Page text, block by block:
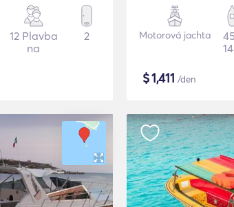
12 Plavba
na
2 Motorová jachta
$1,411 /den